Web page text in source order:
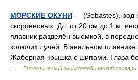
МОРСКИЕ ОКУНИ — (Sebastes), род
скорпеновых. Дл. от 20 см до 1 м,
плавник разделён выемкой, в
колючих лучей. В анальном плавнике
Жаберная крышка с шипами. Глаза
Биологический энциклопедический словарь